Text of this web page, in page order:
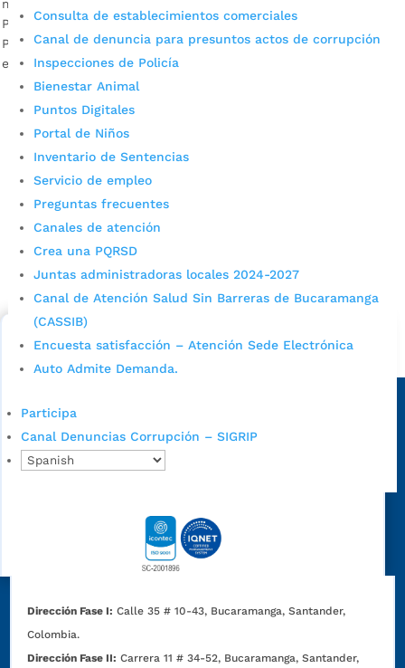
Consulta de establecimientos comerciales
Canal de denuncia para presuntos actos de corrupción
Inspecciones de Policía
Bienestar Animal
Puntos Digitales
Portal de Niños
Inventario de Sentencias
Servicio de empleo
Preguntas frecuentes
Canales de atención
Crea una PQRSD
Juntas administradoras locales 2024-2027
Canal de Atención Salud Sin Barreras de Bucaramanga
(CASSIB)
Encuesta satisfacción – Atención Sede Electrónica
Auto Admite Demanda.
Participa
Canal Denuncias Corrupción – SIGRIP
mejora la calidad urbana. Descargue audio: Leonardo
Palencia, ingeniero forestal y coordinador del Programa de
Parques y Zonas Verdes de la Alcaldía En épocas de verano,
el riego del preciado liquido se convierte en un aliado […]
Cupos Escolares Bucaramanga 2022
Consulta aqui los pasos para inscribirse y solicitar un
cupo escolar en los colegios oficiales de
Alcaldía de Bucaramanga
Dirección Fase I: Calle 35 # 10-43, Bucaramanga, Santander,
Colombia.
Dirección Fase II: Carrera 11 # 34-52, Bucaramanga, Santander,